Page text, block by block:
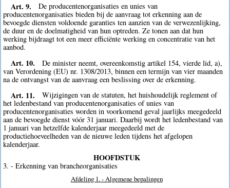
Art. 9.
De producentenorganisaties en unies van
producentenorganisaties bieden bij de aanvraag tot erkenning aan de
bevoegde diensten voldoende garanties ten aanzien van de verwezenlijking,
de duur en de doelmatigheid van hun optreden. Ze tonen aan dat hun
werking bijdraagt tot een meer efficiënte werking en concentratie van het
aanbod.
Art. 10.
De minister neemt, overeenkomstig artikel 154, vierde lid, a),
van Verordening (EU) nr. 1308/2013, binnen een termijn van vier maanden
na de ontvangst van de aanvraag een beslissing over de erkenning.
Art. 11.
Wijzigingen van de statuten, het huishoudelijk reglement of
het ledenbestand van producentenorganisaties of unies van
producentenorganisaties worden in voorkomend geval jaarlijks meegedeeld
aan de bevoegde dienst vóór 31 januari. Daarbij wordt het ledenbestand van
1 januari van hetzelfde kalenderjaar meegedeeld met de
productiehoeveelheden van de nieuwe leden tijdens het afgelopen
kalenderjaar.
HOOFDSTUK
3. - Erkenning van brancheorganisaties
Afdeling 1. - Algemene bepalingen